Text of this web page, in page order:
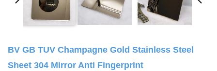
BV GB TUV Champagne Gold Stainless Steel
Sheet 304 Mirror Anti Fingerprint